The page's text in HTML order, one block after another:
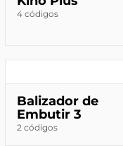
4 códigos
Balizador de
Embutir 3
2 códigos